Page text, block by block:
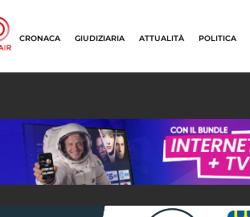
CRONACA GIUDIZIARIA ATTUALITÀ POLITICA